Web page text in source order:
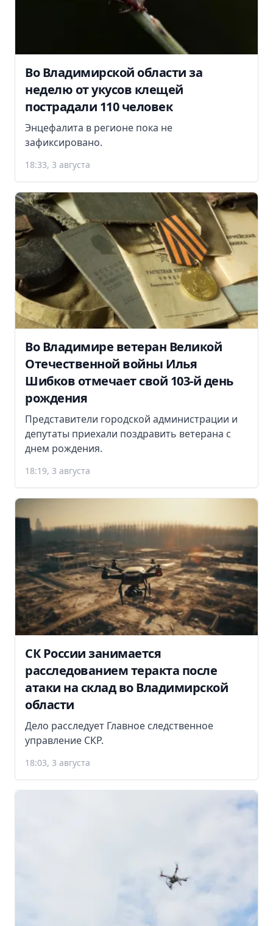
Во Владимирской области за
неделю от укусов клещей
пострадали 110 человек
Энцефалита в регионе пока не
зафиксировано.
18:33, 3 августа
Во Владимире ветеран Великой
Отечественной войны Илья
Шибков отмечает свой 103-й день
рождения
Представители городской администрации и
депутаты приехали поздравить ветерана с
днем рождения.
18:19, 3 августа
СК России занимается
расследованием теракта после
атаки на склад во Владимирской
области
Дело расследует Главное следственное
управление СКР.
18:03, 3 августа